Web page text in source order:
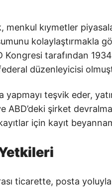
menkul kıymetler
kolaylaştırmakla
tarafından
düzenleyicisi
yapmayı teşvik eder,
ABD’deki şirket
için kayıt
ticarette, posta